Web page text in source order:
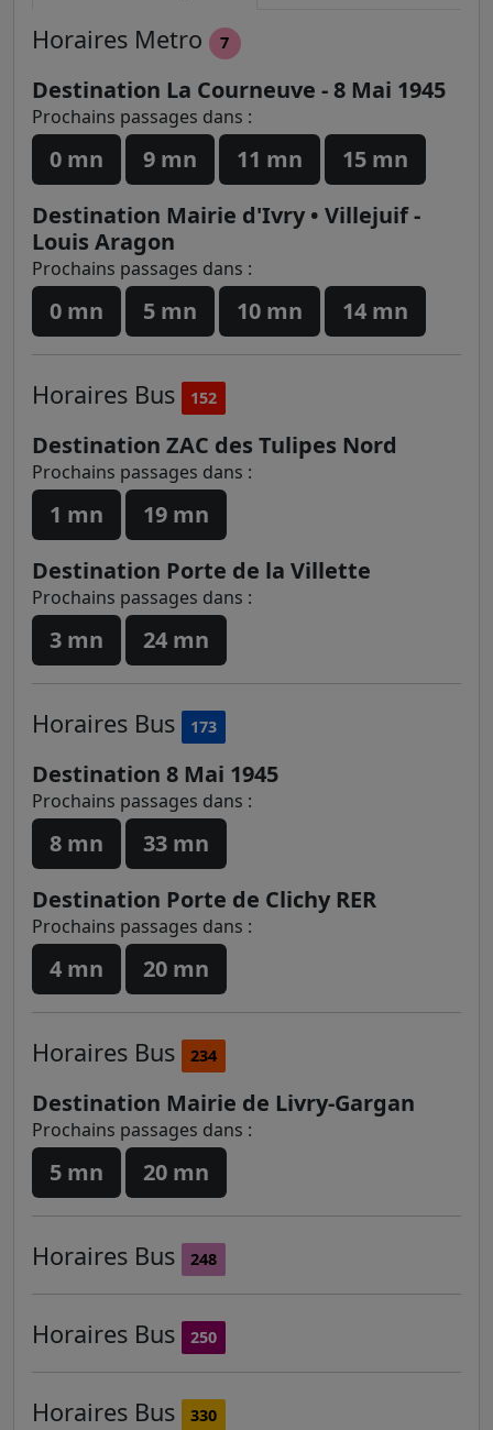
Horaires Metro 7
Destination La Courneuve - 8 Mai 1945
Prochains passages dans :
0 mn 9 mn 11 mn
15 mn
Destination Mairie d'Ivry • Villejuif -
Louis Aragon
Prochains passages dans :
0 mn 5 mn 10 mn 14 mn
Horaires Bus 152
Destination ZAC des Tulipes Nord
Prochains passages dans :
1 mn
19 mn
Destination Porte de la Villette
Prochains passages dans :
3 mn 24 mn
Horaires Bus 173
Destination 8 Mai 1945
Prochains passages dans :
8 mn
33 mn
Destination Porte de Clichy RER
Prochains passages dans :
4 mn 20 mn
Horaires Bus 234
Destination Mairie de Livry-Gargan
Prochains passages dans :
5 mn 20 mn
Horaires Bus 248
Horaires Bus 250
Horaires Bus 330